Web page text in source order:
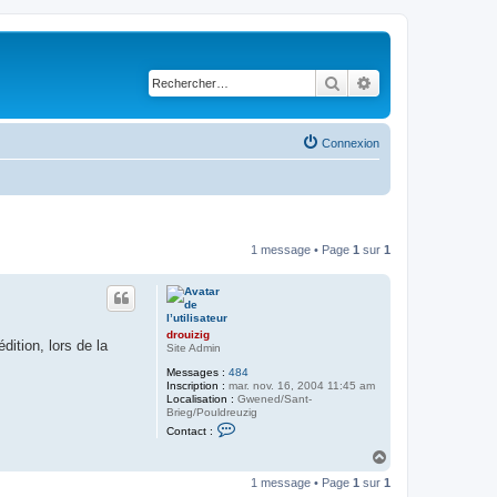
Rechercher
Connexion
1 message • Page 1 sur 1
drouizig
Site Admin
Messages : 484
Inscription : mar. nov. 16, 2004 11:45 am
Localisation : Gwened/Sant-
Brieg/Pouldreuzig
Contact :
lors de la
u
1 message • Page 1 sur 1